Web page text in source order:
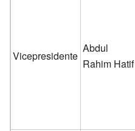
Vicepresidente
Abdul
Rahim Hatif